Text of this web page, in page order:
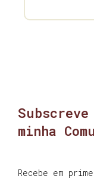
minha
Recebe em